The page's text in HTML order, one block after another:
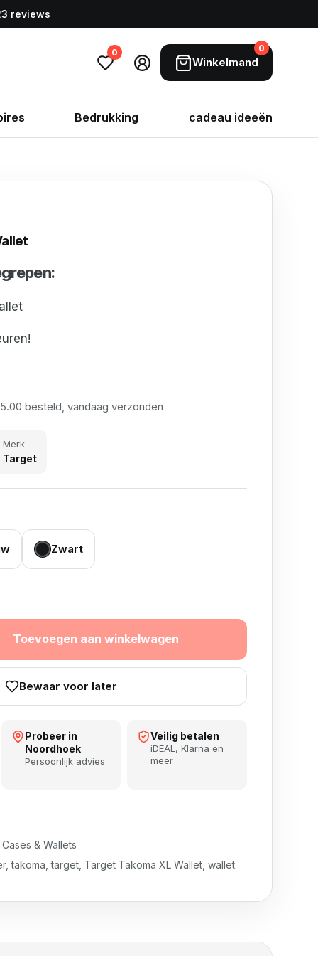
reviews
0 0
Winkelmand
Bedrukking cadeau ideeën
besteld, vandaag verzonden
Merk
Target
Zwart
Toevoegen aan winkelwagen
Bewaar voor later
Probeer in
Noordhoek
Persoonlijk advies
Veilig betalen
iDEAL, Klarna en
meer
Cases & Wallets
,takoma ,target Target Takoma XL Wallet ,wallet.